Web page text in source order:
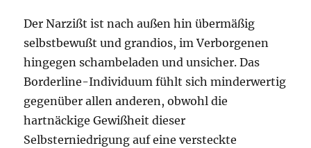
Der Narzißt ist nach außen hin übermäßig
selbstbewußt und grandios, im Verborgenen
hingegen schambeladen und unsicher. Das
Borderline-Individuum fühlt sich minderwertig
gegenüber allen anderen, obwohl die
hartnäckige Gewißheit dieser
Selbsterniedrigung auf eine versteckte